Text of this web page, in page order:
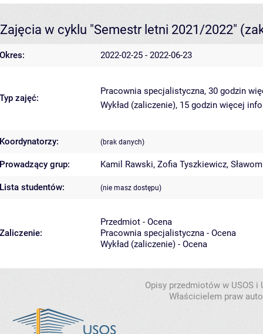
Zajęcia w cyklu "Semestr letni 2021/2022"
Okres: 2022-02-25 - 2022-06-23
Typ zajęć:
Pracownia specjalistyczna, 30 godzin
Wykład (zaliczenie), 15 godzin więcej
Koordynatorzy: (brak danych)
Prowadzący grup: Kamil Rawski, Zofia Tyszkiewicz,
Lista studentów: (nie masz dostępu)
Zaliczenie:
Przedmiot - Ocena
Pracownia specjalistyczna - Ocena
Wykład (zaliczenie) - Ocena
Opisy przedmiotów w USOS
Właścicielem praw